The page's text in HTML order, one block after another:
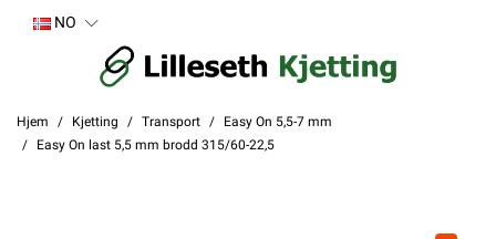
NO
Hjem Kjetting Transport
Easy On 5,5-7 mm
Easy On last 5,5 mm brodd 315/60-22,5